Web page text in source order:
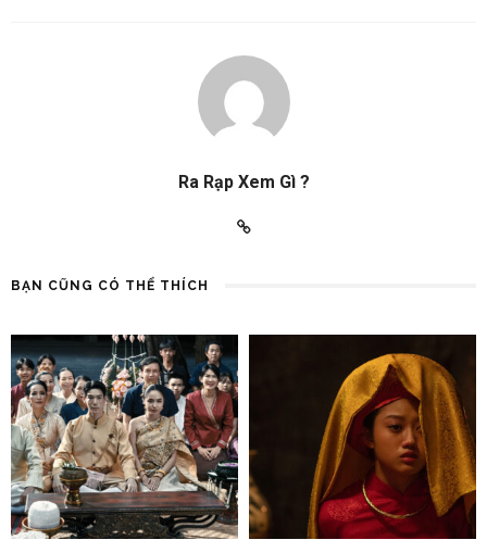
Ra Rạp Xem Gì ?
BẠN CŨNG CÓ THỂ THÍCH